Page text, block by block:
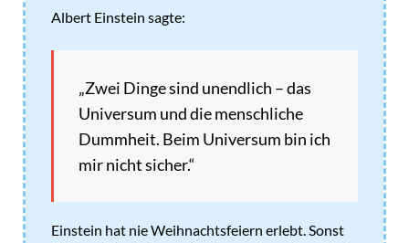
Albert Einstein sagte:
„Zwei Dinge sind unendlich – das
Universum und die menschliche
Dummheit. Beim Universum bin ich
mir nicht sicher.“
Einstein hat nie Weihnachtsfeiern erlebt. Sonst